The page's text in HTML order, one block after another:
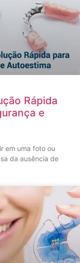
Rápida
e
em uma foto ou
da ausência de